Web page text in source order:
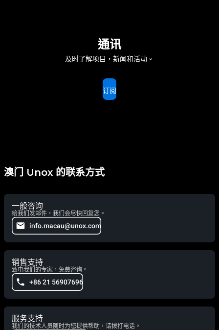
通讯
及时了解项目，新闻和活动。
订阅
澳门 Unox 的联系方式
一般咨询
给我们发邮件，我们会尽快回复您。
info.macau@unox.com
销售支持
致电我们的专家，免费咨询。
+86 21 56907696
服务支持
我们的技术人员随时为您提供帮助，请拨打电话。